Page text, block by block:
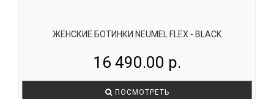
ЖЕНСКИЕ БОТИНКИ NEUMEL FLEX - BLACK
16 490.00 р.
ПОСМОТРЕТЬ